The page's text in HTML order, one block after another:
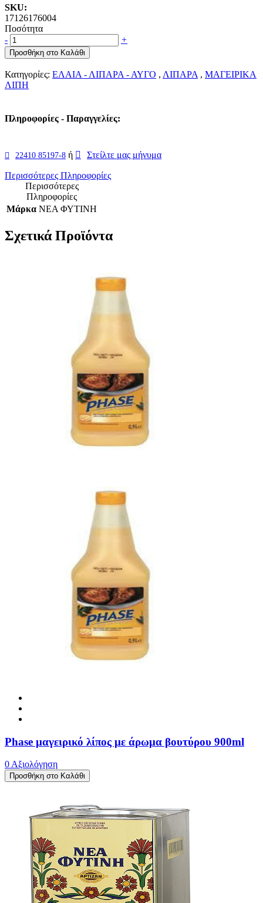
SKU:
17126176004
Ποσότητα
-
+
Προσθήκη στο Καλάθι
Κατηγορίες: ΕΛΑΙΑ - ΛΙΠΑΡΑ - ΑΥΓΟ , ΛΙΠΑΡΑ , ΜΑΓΕΙΡΙΚΑ
ΛΙΠΗ
Πληροφορίες - Παραγγελίες:
22410 85197-8 ή Στείλτε μας μήνυμα
Περισσότερες Πληροφορίες
Περισσότερες
Πληροφορίες
Μάρκα ΝΕΑ ΦΥΤΙΝΗ
Σχετικά Προϊόντα
Phase μαγειρικό λίπος με άρωμα βουτύρου 900ml
0 Αξιολόγηση
Προσθήκη στο Καλάθι